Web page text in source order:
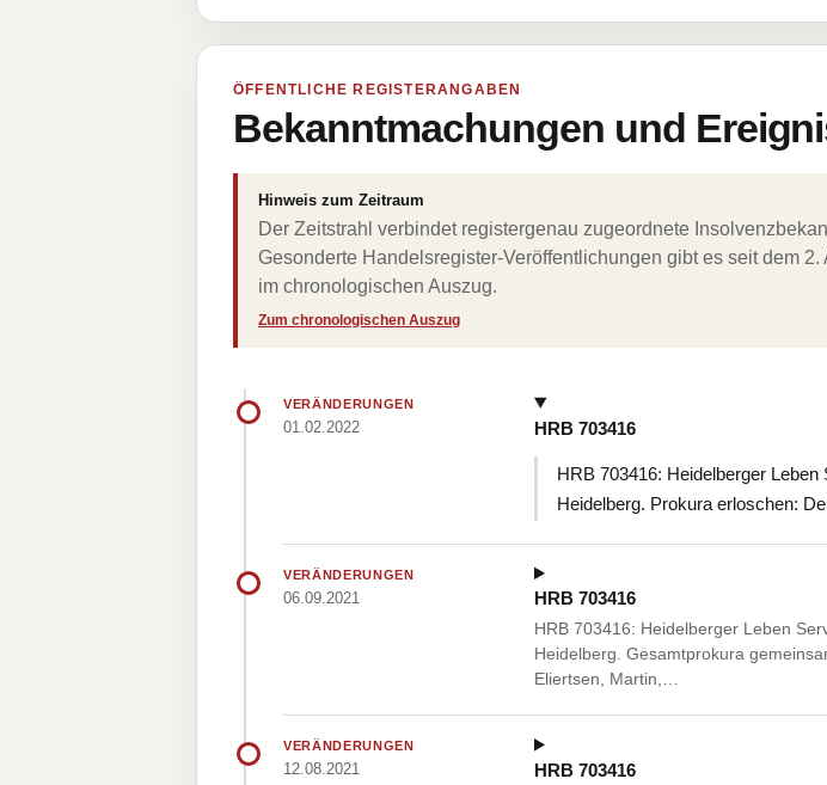
ÖFFENTLICHE REGISTERANGABEN
Bekanntmachungen und
Hinweis zum Zeitraum
Der Zeitstrahl verbindet registergenau zugeordnete
Gesonderte Handelsregister-Veröffentlichungen gibt es seit dem
im chronologischen Auszug.
Zum chronologischen Auszug
VERÄNDERUNGEN
01.02.2022 HRB 703416
HRB 703416: Heidelberger
Heidelberg. Prokura erloschen:
VERÄNDERUNGEN
06.09.2021 HRB 703416
HRB 703416: Heidelberger Leben
Heidelberg. Gesamtprokura
Eliertsen, Martin,…
VERÄNDERUNGEN
12.08.2021 HRB 703416